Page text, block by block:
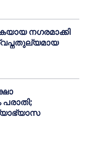
നഗരമാക്കി